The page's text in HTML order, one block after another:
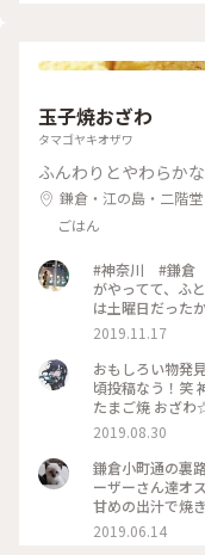
玉子焼おざわ
タマゴヤキオザワ
ふんわりとやわらか
鎌倉・江の島・二階
ごはん
#神奈川 #鎌倉
がやってて、ふ
は土曜日だった
並び始めて、既
入れたので、玉
お味と、、、と
なあ。
2019.11.17
おもしろい物発見！！卵焼き☆ 2
頃投稿なう！笑 神奈川県の鎌倉市にある、玉子焼きの名店！
たまご焼 おざわ☆ 小町通りの裏路地にあります。 卵4個使用
で、砂糖醤油の
た！ 口当たりは柔らでし
ったのに、長者の列
た、食べに行きたいな～ #神奈川 #鎌倉 #
膳 #名店 #小町
2019.08.30
鎌倉小町通の裏
ーザーさん達オ
甘めの出汁で焼
旨味がジュワー
ない美味しさで
2019.06.14